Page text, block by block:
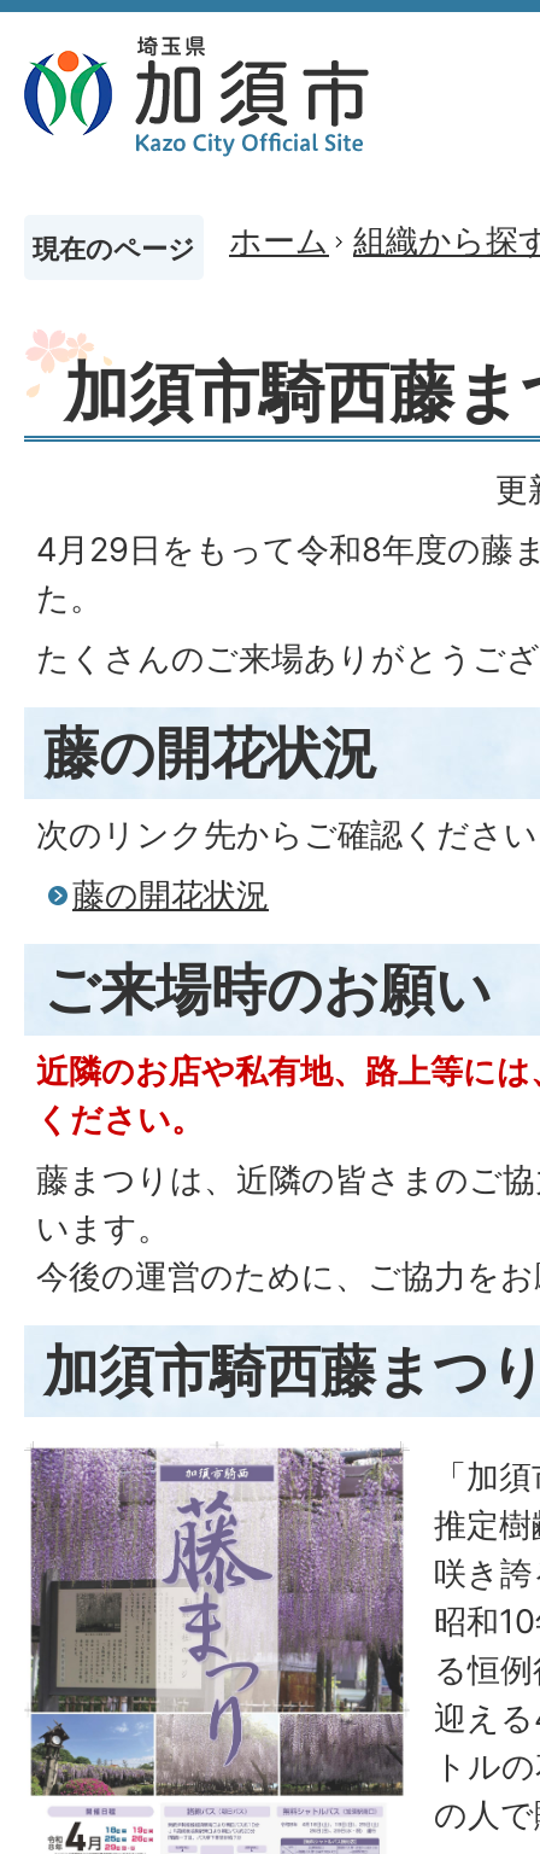
現在のページ ホーム 組織から探
加須市騎西藤
更
4月29日をもって令和8年度の藤
た。
たくさんのご来場ありがとうご
藤の開花状況
次のリンク先からご確認くださ
藤の開花状況
ご来場時のお願い
近隣のお店や私有地、路上等に
ください。
藤まつりは、近隣の皆さまのご
います。
今後の運営のために、ご協力を
加須市騎西藤まつ
「加
推定
咲き
昭和
る恒
迎え
トル
の人